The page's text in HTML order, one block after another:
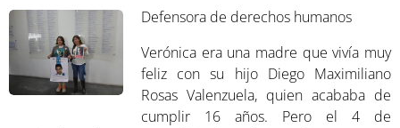
Defensora de derechos humanos
Verónica era una madre que vivía muy
feliz con su hijo Diego Maximiliano
Rosas Valenzuela, quien acababa de
cumplir 16 años. Pero el 4 de